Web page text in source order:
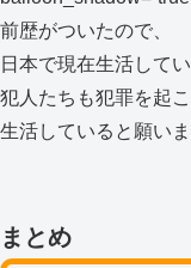
前歴がついたので、
日本で現在生活して
犯人たちも犯罪を起
生活していると願いま
まとめ